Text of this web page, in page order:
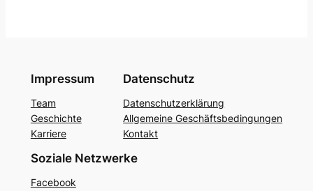
Impressum
Team
Geschichte
Karriere
Datenschutz
Datenschutzerklärung
Allgemeine Geschäftsbedingungen
Kontakt
Soziale Netzwerke
Facebook